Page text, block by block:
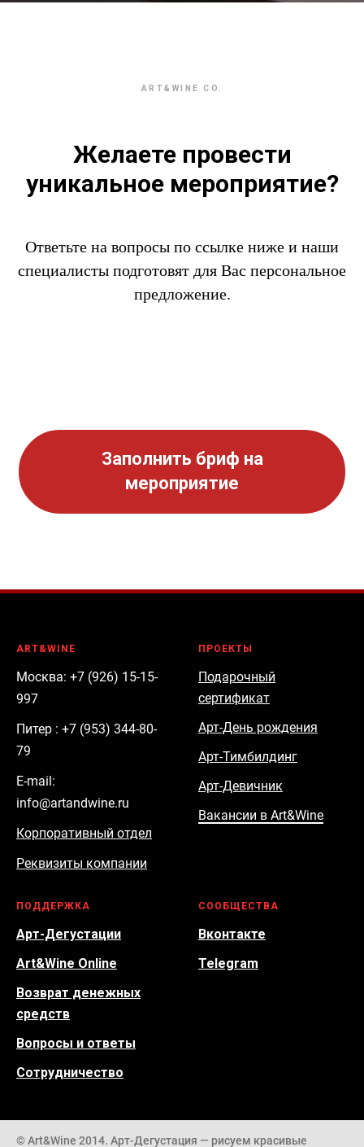
ART&WINE CO.
Желаете провести
уникальное мероприятие?
Ответьте на вопросы по ссылке ниже и наши
специалисты подготовят для Вас персональное
предложение.
Заполнить бриф на
мероприятие
ART&WINE
Москва: +7 (926) 15-15-
997
Питер : +7 (953) 344-80-
79
E-mail:
info@artandwine.ru
Корпоративный отдел
Реквизиты компании
ПРОЕКТЫ
Подарочный
сертификат
Арт-День рождения
Арт-Тимбилдинг
Арт-Девичник
Вакансии в Art&Wine
ПОДДЕРЖКА
Арт-Дегустации
Art&Wine Online
Возврат денежных
средств
Вопросы и ответы
Сотрудничество
СООБЩЕСТВА
Вконтакте
Telegram
© Art&Wine 2014. Арт-Дегустация — рисуем красивые